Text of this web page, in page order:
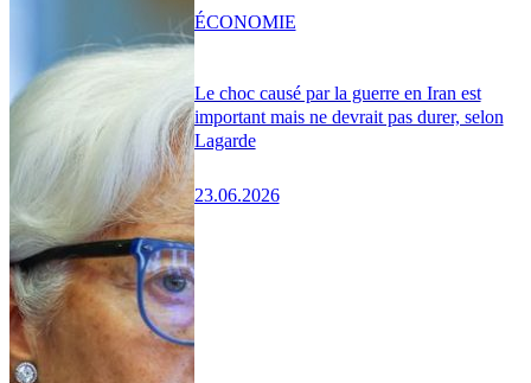
Le choc causé par la guerre en Iran est
important mais ne devrait pas durer, selon
Lagarde
23.06.2026
ÉCONOMIE